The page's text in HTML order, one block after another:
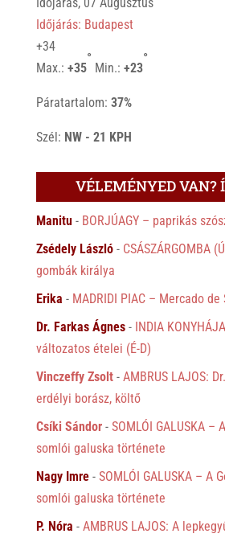
Időjárás, 07 Augusztus
Időjárás: Budapest
+34
Max.: +35
°
Min.: +23
°
Páratartalom: 37%
Szél: NW - 21 KPH
VÉLEMÉNYED VAN?
Manitu- BORJÚAGY – paprikás
Zsédely László- CSÁSZÁRGOMBA
gombák királya
Erika - MADRIDI PIAC – Mercado de
Dr. Farkas Ágnes- INDIA
változatos ételei (É-D)
Vinczeffy Zsolt- AMBRUS LAJOS:
erdélyi borász, költő
Csíki Sándor- SOMLÓI GALUSKA –
somlói galuska története
Nagy Imre- SOMLÓI GALUSKA – A
somlói galuska története
P. Nóra - AMBRUS LAJOS: A